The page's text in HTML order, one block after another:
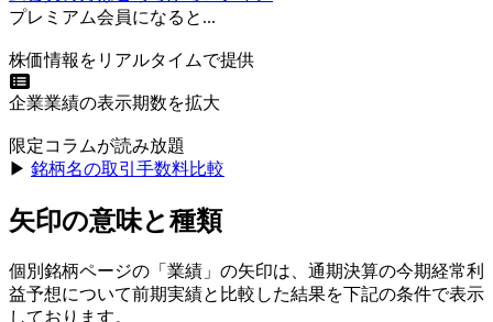
プレミアム会員になると...
株価情報をリアルタイムで提供
企業業績の表示期数を拡大
限定コラムが読み放題
▶︎ 銘柄名の取引手数料比較
矢印の意味と種類
個別銘柄ページの「業績」の矢印は、通期決算の今期経常利
益予想について前期実績と比較した結果を下記の条件で表示
しております。